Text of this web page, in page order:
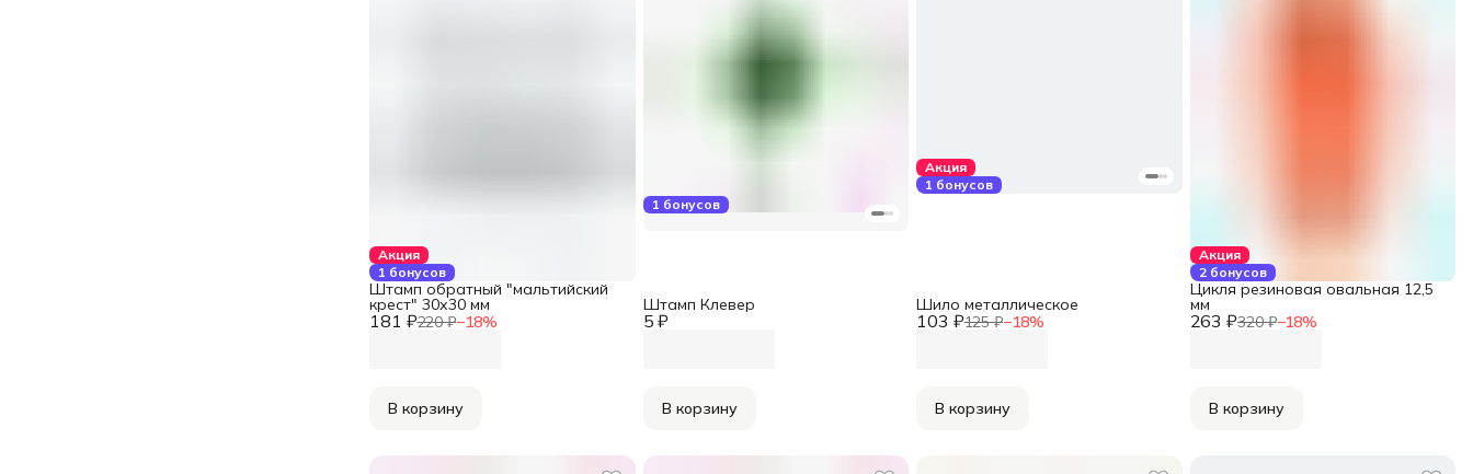
Акция
1 бонусов
181 ₽220 ₽−18%
Штамп обратный "мальтийский
крест" 30х30 мм
В корзину
1 бонусов
5 ₽
Штамп Клевер
В корзину
Акция
1 бонусов
103 ₽125 ₽−18%
Шило металлическое
В корзину
Акция
2 бонусов
263 ₽320 ₽−18%
Цикля резиновая овальная 12,5
мм
В корзину